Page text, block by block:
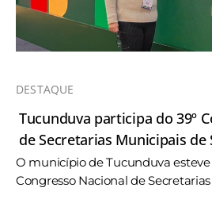
DESTAQUE
Tucunduva participa do 39º
de Secretarias Municipais de
O município de Tucunduva
Congresso Nacional de Secretarias